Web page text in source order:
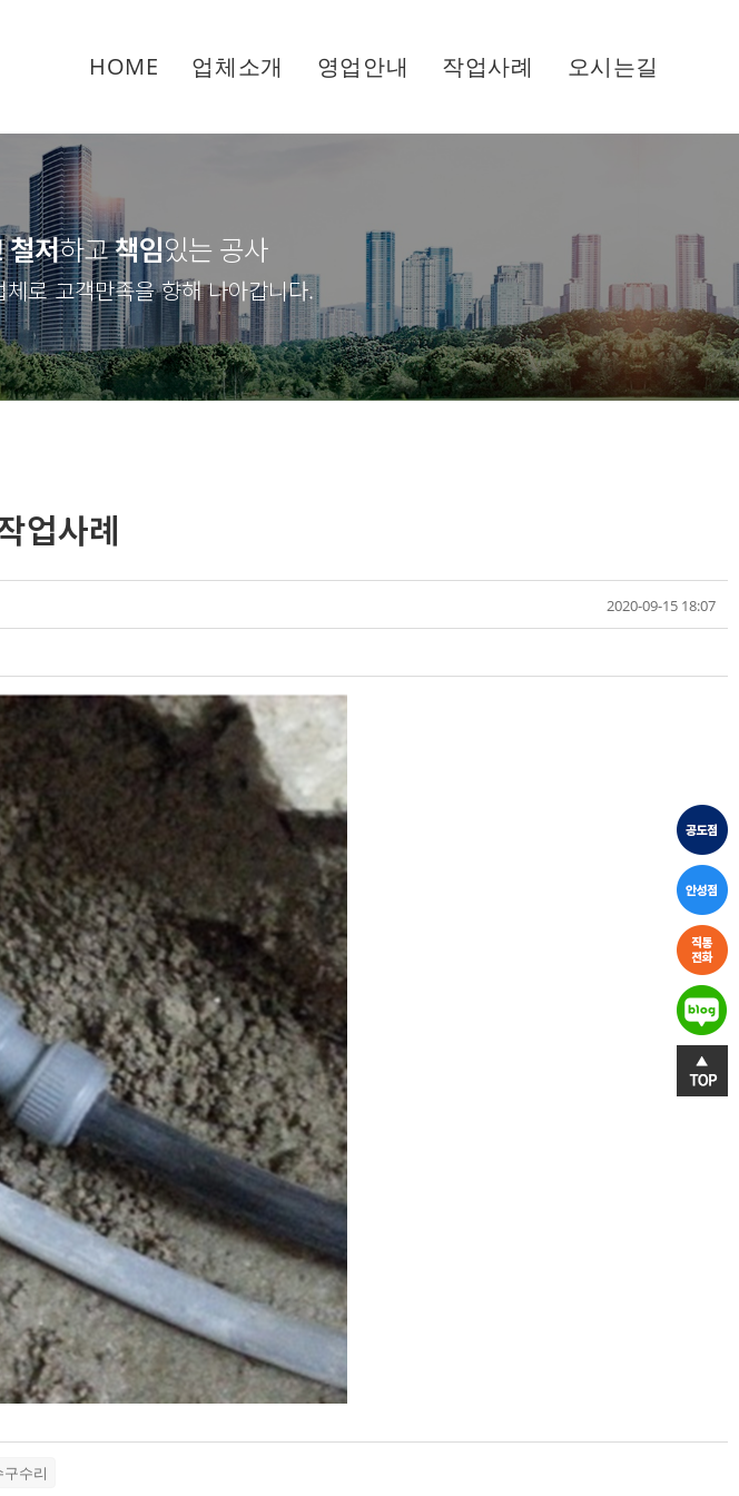
HOME 업체소개 영업안내 작업사례 오시는길
철저하고책임있는 공사
로 고객만족을 향해 나아갑니다.
업사례
2020-09-15 18:07
수리